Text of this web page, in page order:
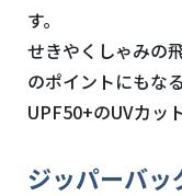
す。
せきやくしゃみの
のポイントにもな
UPF50+のUVカッ
ジッパーバッ